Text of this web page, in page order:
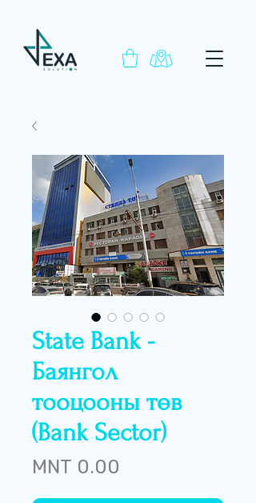
State Bank -
Баянгол
тооцооны төв
(Bank Sector)
MNT 0.00